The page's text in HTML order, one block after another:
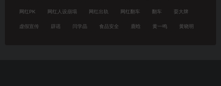
网红PK 网红人设崩塌 网红出轨 网红翻车 翻车 耍大牌
虚假宣传 辟谣 闫学晶 食品安全 鹿晗 黄一鸣 黄晓明